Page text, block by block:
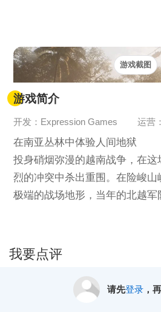
游戏截图
游戏简介
开发：Expression Games 运营
在南亚丛林中体验人间地狱
投身硝烟弥漫的越南战争，在
烈的冲突中杀出重围。在险峻
极端的战场地形，当年的北越
美军激烈交锋。构筑地道，搭
胜利而战。
在6张大型地图上与敌人交战，
了现实世界中的地点和复杂多变
我要点评
请先登录，